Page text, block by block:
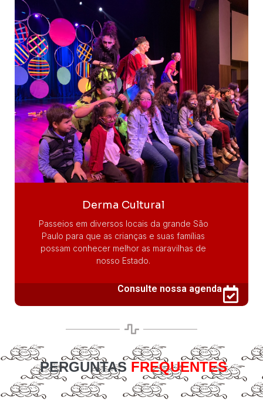
Derma Cultural
Passeios em diversos locais da grande São
Paulo para que as crianças e suas famílias
possam conhecer melhor as maravilhas de
nosso Estado.
Consulte nossa agenda
PERGUNTAS FREQUENTES